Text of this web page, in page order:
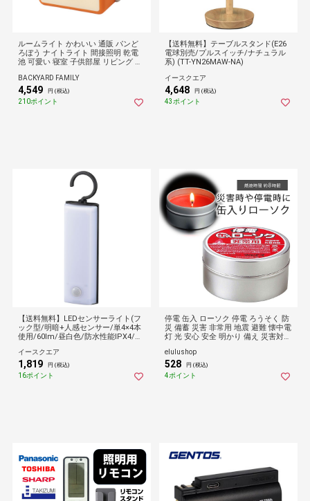
ルームライト かわいい 通販 パンど
ろぼう ナイトライト 間接照明 乾電
池 可愛い 寝室 子供部屋 リビング デ
ライト 屋外 キャンプ 癒しグッズ イ
ンテリア おしゃれ クリスマス 誕生
祝 ギフト
BACKYARD FAMILY
4,549 円 (税込)
210ポイント
【送料無料】テーブルスタンド(E26
電球別売/プルスイッチ/ナチュラル
系) (TT-YN26MAW-NA)
イースクエア
4,648 円 (税込)
43ポイント
【送料無料】LEDセンサーライト(フ
ック型/明暗+人感センサー/単4×4本
使用/60lm/昼白色/防水性能IPX4/ブ
イースクエア
1,819 円 (税込)
16ポイント
停電 缶入 ローソク 停電 ろうそく 防
災 備蓄 災害 非常用 地震 避難 懐中電
灯 光 安心 安全 明かり 備え 災害対策
elulushop
528 円 (税込)
4ポイント